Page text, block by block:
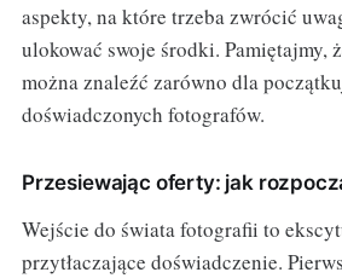
aspekty, na które trzeba zwrócić
ulokować swoje środki. Pamiętajmy,
można znaleźć zarówno dla
doświadczonych fotografów.
Przesiewając oferty: jak
Wejście do świata fotografii to
przytłaczające doświadczenie.